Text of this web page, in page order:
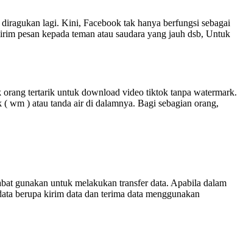
lagi. Kini, Facebook tak hanya berfungsi sebagai
pesan kepada teman atau saudara yang jauh dsb, Untuk
tertarik untuk download video tiktok tanpa watermark.
wm ) atau tanda air di dalamnya. Bagi sebagian orang,
gunakan untuk melakukan transfer data. Apabila dalam
berupa kirim data dan terima data menggunakan